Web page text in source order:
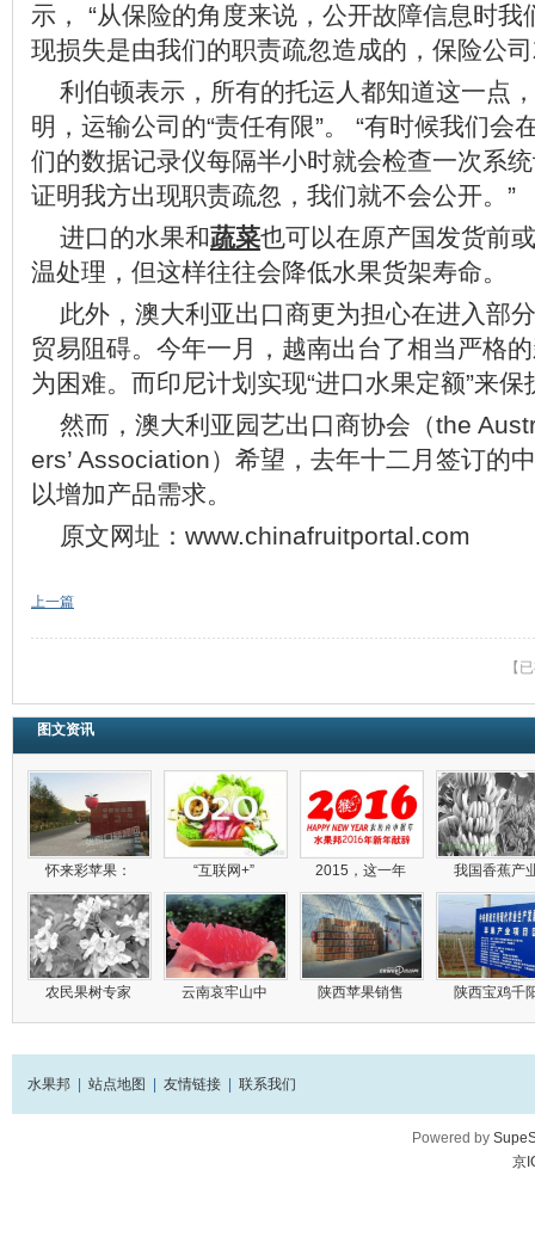
示， “从保险的角度来说，公开故障信息时
现损失是由我们的职责疏忽造成的，保险公
利伯顿表示，所有的托运人都知道这一点
明，运输公司的“责任有限”。 “有时候我们会
们的数据记录仪每隔半小时就会检查一次系
证明我方出现职责疏忽，我们就不会公开。”
进口的水果和蔬菜也可以在原产国发货前
温处理，但这样往往会降低水果货架寿命。
此外，澳大利亚出口商更为担心在进入部
贸易阻碍。今年一月，越南出台了相当严格
为困难。而印尼计划实现“进口水果定额”来
然而，澳大利亚园艺出口商协会（the
ers’ Association）希望，去年十二月签订的
以增加产品需求。
原文网址： www.chinafruitportal.com
上一篇
【
图文资讯
怀来彩苹果： “互联网+” 2015，这一年 我国香蕉产
农民果树专家 云南哀牢山中 陕西苹果销售 陕西宝鸡千
水果邦 站点地图 友情链接 联系我们
Powered by
京